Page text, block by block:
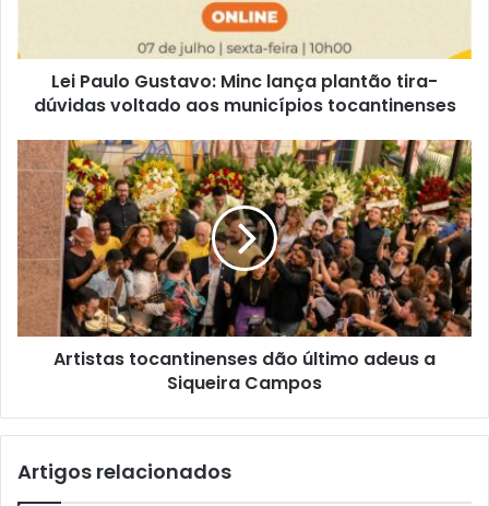
Lei Paulo Gustavo: Minc lança plantão tira-
dúvidas voltado aos municípios tocantinenses
Artistas tocantinenses dão último adeus a
Siqueira Campos
Artigos relacionados